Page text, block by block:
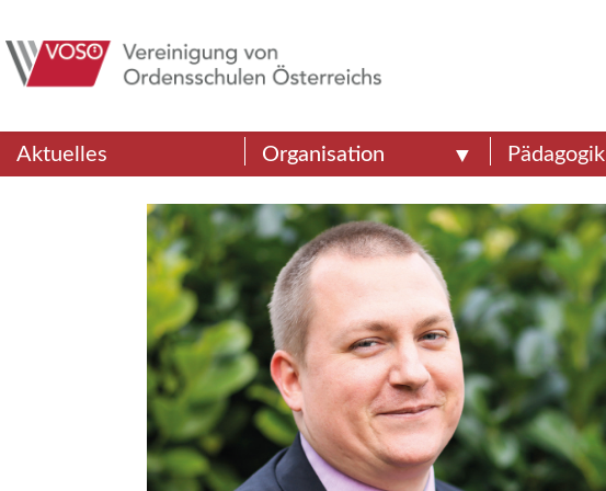
Aktuelles Organisation Pädagogik